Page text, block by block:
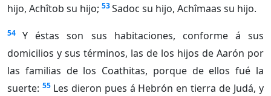
hijo, Achîtob su hijo; 53Sadoc su hijo, Achîmaas su hijo.
54
Y éstas son sus habitaciones, conforme á sus
domicilios y sus términos, las de los hijos de Aarón por
las familias de los Coathitas, porque de ellos fué la
suerte: 55 Les dieron pues á Hebrón en tierra de Judá, y